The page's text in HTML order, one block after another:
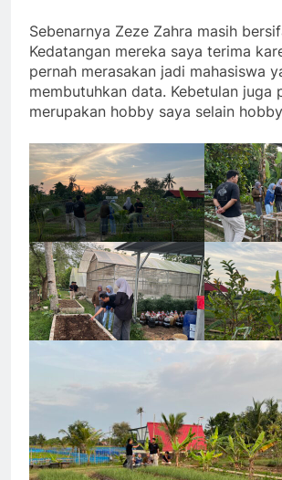
Sebenarnya Zeze Zahra masih
Kedatangan mereka saya terima
pernah merasakan jadi mahasiswa
membutuhkan data. Kebetulan juga
merupakan hobby saya selain